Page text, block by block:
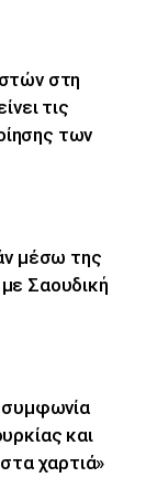
στη
τις
των
μέσω της
Σαουδική
συμφωνία
και
χαρτιά»